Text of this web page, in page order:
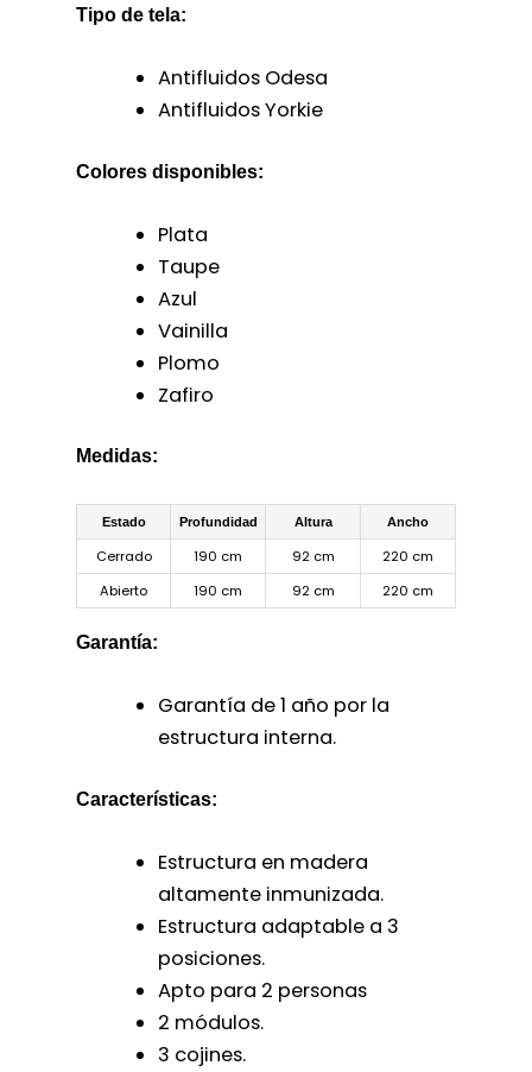
Tipo de tela:
Antifluidos Odesa
Antifluidos Yorkie
Colores disponibles:
Plata
Taupe
Azul
Vainilla
Plomo
Zafiro
Medidas:
Estado Profundidad Altura Ancho
Cerrado 190 cm 92 cm
220 cm
Abierto
190 cm 92 cm 220 cm
Garantía:
Garantía de 1 año por la
estructura interna.
Características:
Estructura en madera
altamente inmunizada.
Estructura adaptable a 3
posiciones.
Apto para 2 personas
2 módulos.
3 cojines.